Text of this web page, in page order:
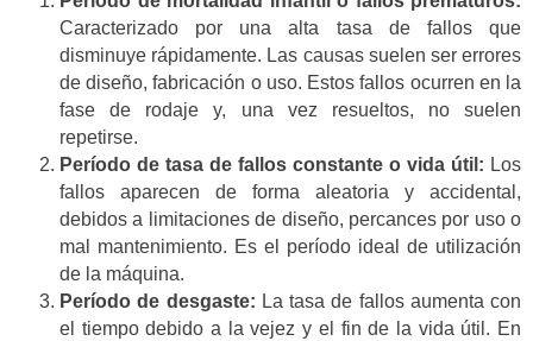
Caracterizado por una alta tasa de fallos que
disminuye rápidamente. Las causas suelen ser errores
de diseño, fabricación o uso. Estos fallos ocurren en la
fase de rodaje y, una vez resueltos, no suelen
repetirse.
Período de tasa de fallos constante o vida útil: Los
fallos aparecen de forma aleatoria y accidental,
debidos a limitaciones de diseño, percances por uso o
mal mantenimiento. Es el período ideal de utilización
de la máquina.
Período de desgaste: La tasa de fallos aumenta con
el tiempo debido a la vejez y el fin de la vida útil. En